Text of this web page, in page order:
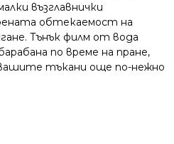
възглавнички
обтекаемост на
Тънък филм от вода
по време на пране,
тъкани още по-нежно